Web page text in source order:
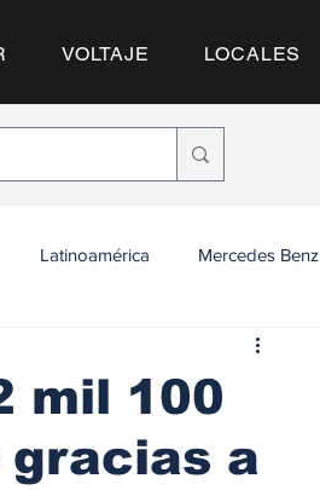
VOLTAJE LOCALES
Latinoamérica Mercedes Benz
mil 100
a